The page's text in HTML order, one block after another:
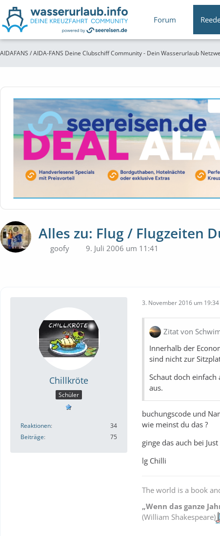
Forum
AIDAFANS / AIDA-FANS Deine Clubschiff Community - Dein Wasserurlaub
Alles zu: Flug / Flugzeiten
goofy 9. Juli 2006 um 11:41
Chillkröte
Schüler
Reaktionen
34
Beiträge
75
3. November 2016 um 19:34
Zitat von
Innerhalb der
sind nicht zur
Schaut doch
aus.
buchungscode und
wie meinst du das ?
ginge das auch bei
lg Chilli
The world is a book
„Wenn das ganze
(William Shakespeare)